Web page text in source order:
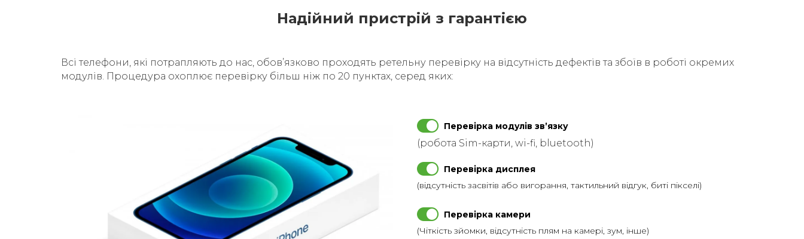
Надійний пристрій з гарантією
Всі телефони, які потрапляють до нас, обовʼязково проходять ретельну перевірку на відсутність дефектів та збоїв в роботі окремих
модулів. Процедура охоплює перевірку більш ніж по 20 пунктах, серед яких:
Перевірка модулів звʼязку
(робота Sim-карти, wi-fi, bluetooth)
Перевірка дисплея
(відсутність засвітів або вигорання, тактильний відгук, биті пікселі)
Перевірка камери
(Чіткість зйомки, відсутність плям на камері, зум, інше)